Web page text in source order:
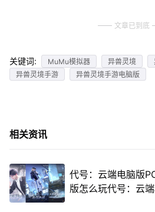
文章已到底
关键词: MuMu模拟器 异兽灵境
异兽灵境手游
异兽灵境手游电脑版
相关资讯
代号：云端电脑版
版怎么玩代号：云